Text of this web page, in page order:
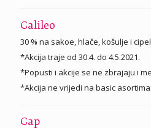
Galileo
30 % na sakoe, hlače, košulje i
*Akcija traje od 30.4. do 4.5.2021.
*Popusti i akcije se ne zbrajaju i
*Akcija ne vrijedi na basic
Gap